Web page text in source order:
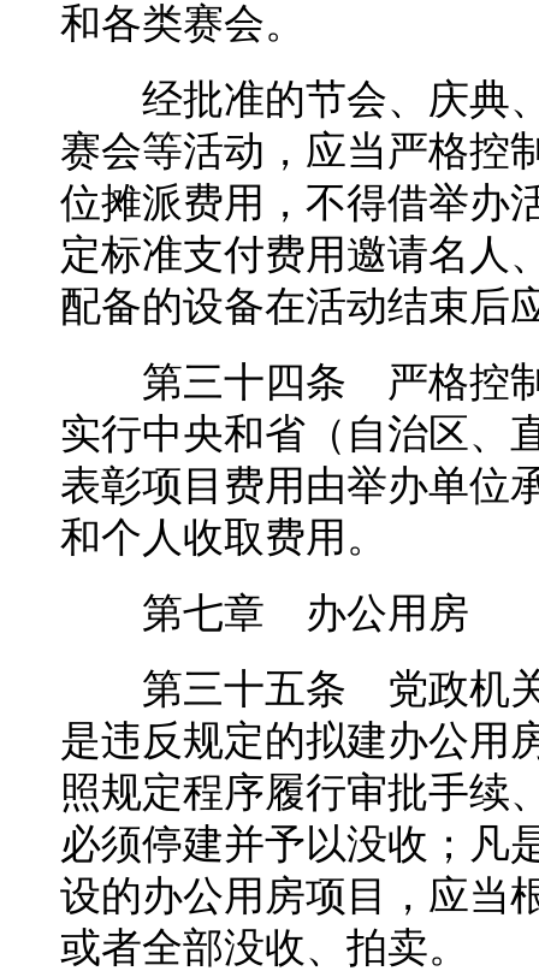
和各类赛会。
经批准的节会、庆典、
赛会等活动，应当严格控
位摊派费用，不得借举办
定标准支付费用邀请名人
配备的设备在活动结束后
第三十四条 严格控制
实行中央和省（自治区、
表彰项目费用由举办单位
和个人收取费用。
第七章 办公用房
第三十五条 党政机关
是违反规定的拟建办公用
照规定程序履行审批手续
必须停建并予以没收；凡
设的办公用房项目，应当
或者全部没收、拍卖。